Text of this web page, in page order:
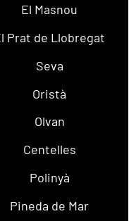
El Masnou
Prat de Llobregat
Seva
Oristà
Olvan
Centelles
Polinyà
Pineda de Mar